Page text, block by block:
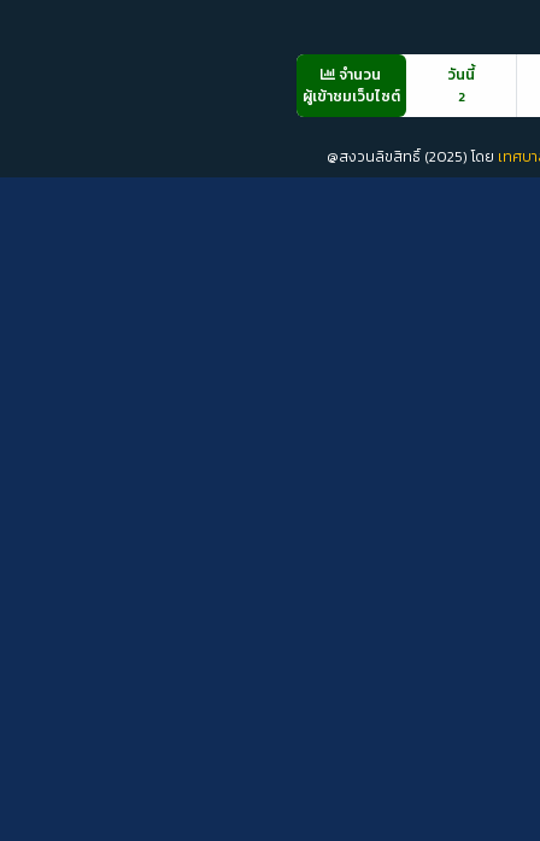
จำนวน
ผู้เข้าชมเว็บไซต์
วันนี้
2
@สงวนลิขสิทธิ์ (2025) โดย เทศบ